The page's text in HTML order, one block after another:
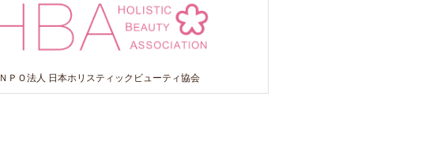
ＮＰＯ法人 日本ホリスティックビューティ協会